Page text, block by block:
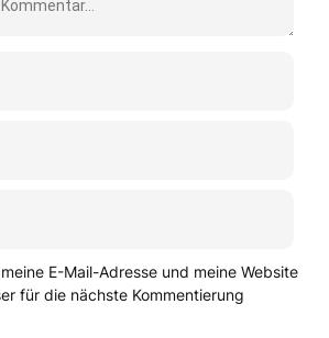
E-Mail-Adresse und meine Website
für die nächste Kommentierung